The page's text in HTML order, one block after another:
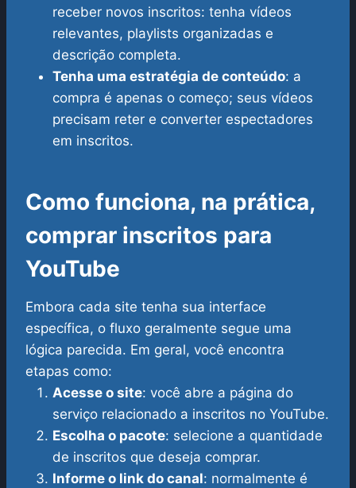
receber novos inscritos: tenha vídeos
relevantes, playlists organizadas e
descrição completa.
Tenha uma estratégia de conteúdo: a
compra é apenas o começo; seus vídeos
precisam reter e converter espectadores
em inscritos.
Como funciona, na prática,
comprar inscritos para
YouTube
Embora cada site tenha sua interface
específica, o fluxo geralmente segue uma
lógica parecida. Em geral, você encontra
etapas como:
Acesse o site: você abre a página do
serviço relacionado a inscritos no YouTube.
Escolha o pacote: selecione a quantidade
de inscritos que deseja comprar.
Informe o link do canal: normalmente é